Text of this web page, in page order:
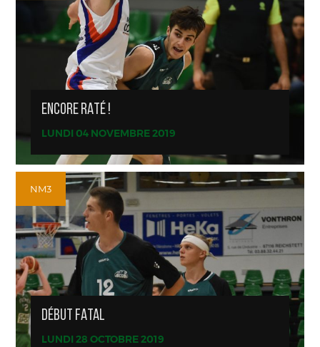
ENCORE RATÉ !
LUNDI 04 NOVEMBRE 2019
NM3
DÉBUT FATAL
LUNDI 28 OCTOBRE 2019